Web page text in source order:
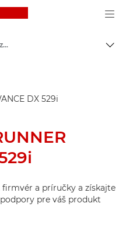
Canon Logo, back to
Podpora produktov pre zákazníkov
a príručky a získajte
pre váš produkt